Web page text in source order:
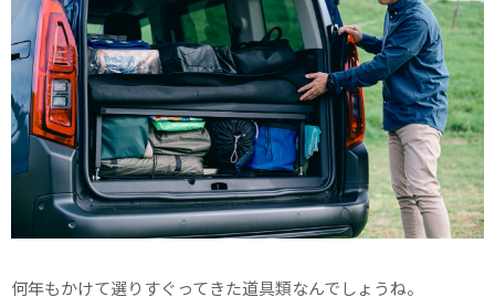
何年もかけて選りすぐってきた道具類なんでしょうね。